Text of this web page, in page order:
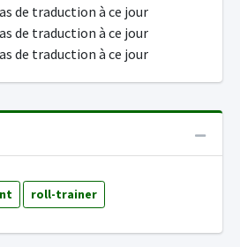
de traduction à ce jour
de traduction à ce jour
de traduction à ce jour
roll-trainer